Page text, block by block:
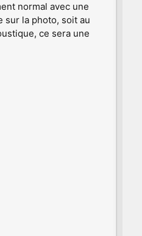
normal avec une
sur la photo, soit au
ce sera une